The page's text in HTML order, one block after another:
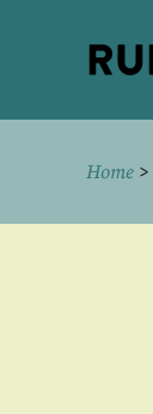
Home >